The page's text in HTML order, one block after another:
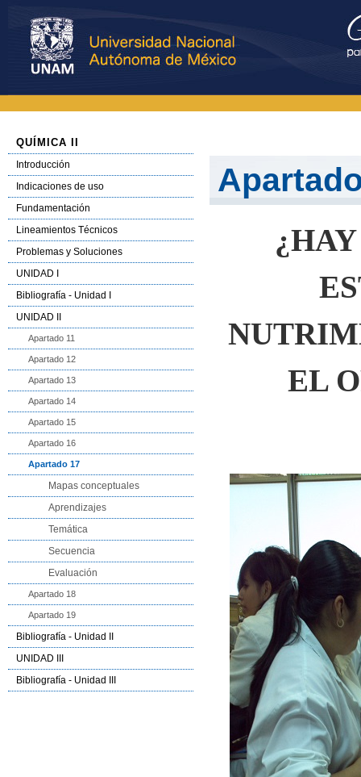
QUÍMICA II
Introducción
Indicaciones de uso
Fundamentación
Lineamientos Técnicos
Problemas y Soluciones
UNIDAD I
Bibliografía - Unidad I
UNIDAD II
Apartado 11
Apartado 12
Apartado 13
Apartado 14
Apartado 15
Apartado 16
Apartado 17
Mapas conceptuales
Aprendizajes
Temática
Secuencia
Evaluación
Apartado 18
Apartado 19
Bibliografía - Unidad II
UNIDAD III
Bibliografía - Unidad III
EL